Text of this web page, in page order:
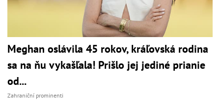
Meghan oslávila 45 rokov, kráľovská rodina
sa na ňu vykašľala! Prišlo jej jediné prianie
od...
Zahraniční prominenti